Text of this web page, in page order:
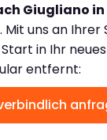
Giugliano in
. Mit uns an Ihrer
in Ihr
entfernt: